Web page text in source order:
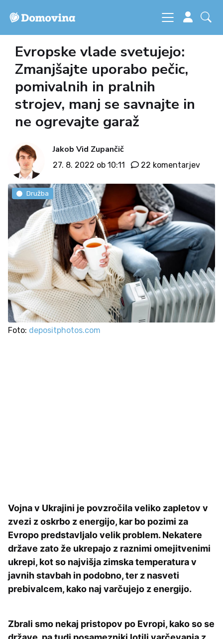
Evropske vlade svetujejo:
Zmanjšajte uporabo pečic,
pomivalnih in pralnih
strojev, manj se savnajte in
ne ogrevajte garaž
Jakob Vid Zupančič
27. 8. 2022 ob 10:11 22 komentarjev
Foto: depositphotos.com
Družba
Vojna v Ukrajini je povzročila veliko zapletov v
zvezi z oskrbo z energijo, kar bo pozimi za
Evropo predstavljalo velik problem. Nekatere
države zato že ukrepajo z raznimi omejitvenimi
ukrepi, kot so najvišja zimska temperatura v
javnih stavbah in podobno, ter z nasveti
prebivalcem, kako naj varčujejo z energijo.
Zbrali smo nekaj pristopov po Evropi, kako so se